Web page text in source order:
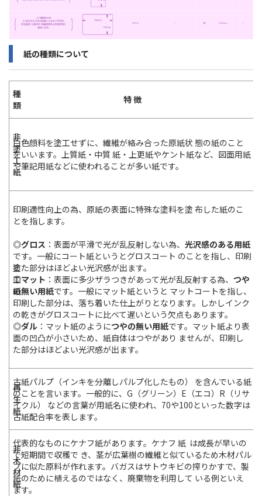
紙の種類について
種
類
特 徴
非
塗
工
紙
白色顔料を塗工せずに、繊維が絡み合った原紙状 態の紙のこと
をいいます。上質紙・中質 紙・上更紙やケント紙など、図面用紙
や筆記用紙などに使われることが多い紙です。
塗
工
紙
印刷適性向上の為、原紙の表面に特殊な塗料を塗 布した紙のこ
とを指します。
◎グロス ：表面が平滑で光が乱反射しない為、 光沢感のある用紙
です。一般にコート紙というとグロスコート のことを指し、印刷
した部分はほどよい光沢感が出ます。
◎マット ：表面に多少ザラつきがあって光が乱反射する為、 つや
の無い用紙です。一般にマット紙というと マットコートを指し、
印刷した部分は、落ち着いた仕上がりとなります。しかしインク
の乾きがグロスコートに比べて遅いという欠点もあります。
◎ダル ：マット紙のようにつやの無い用紙です。マット紙より表
面の凹凸が小さいため、紙自体はつやがあり ませんが、印刷し
た部分はほどよい光沢感が出ます。
再
生
紙
古紙パルプ（インキを分離しパルプ化したもの） を含んでいる紙
のことを言います。一般的に、G（グリーン）E（エコ）R（リサ
イクル） などの言葉が用紙名に使われ、70や100といった数字は
古紙配合率を表します。
非
木
材
紙
代表的なものにケナフ紙があります。ケナフ 紙 は成長が早いの
で短期間で収穫で き、茎が広葉樹の繊維と似ているため木材パル
プに似た原料が作れます。バガスはサトウキビの搾りかすで、製
紙のために植えるのではなく、廃棄物を利用して いる例といえ
ます。